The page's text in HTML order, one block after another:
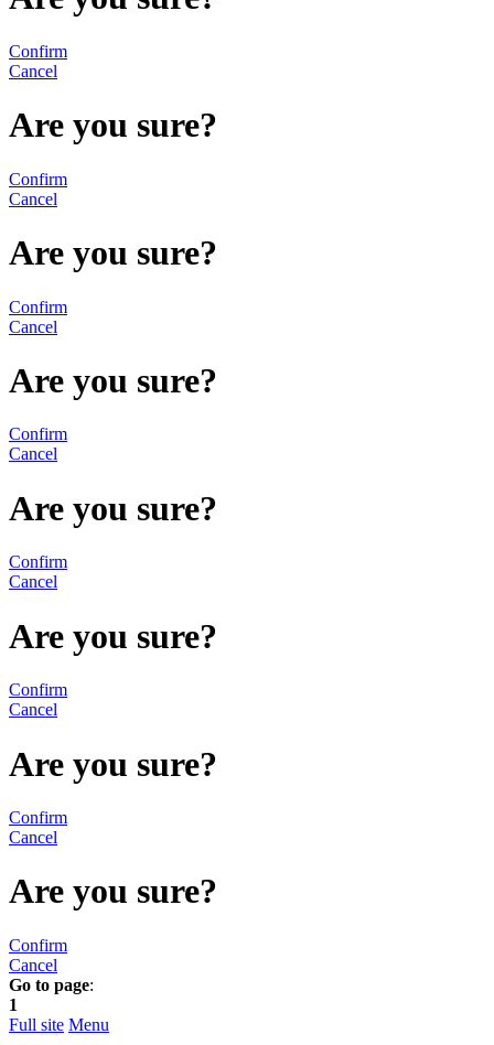
Confirm
Cancel
Are you sure?
Confirm
Cancel
Are you sure?
Confirm
Cancel
Are you sure?
Confirm
Cancel
Are you sure?
Confirm
Cancel
Are you sure?
Confirm
Cancel
Are you sure?
Confirm
Cancel
Are you sure?
Confirm
Cancel
Go to page:
1
Full site Menu